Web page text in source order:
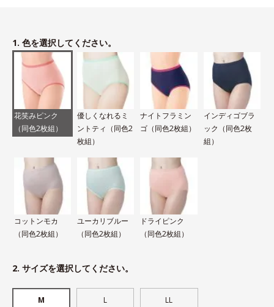
1. 色を選択してください。
花笑みピンク
（同色2枚組）
優しくなれるミ
ントティ（同色2
枚組）
ナイトフラミン
ゴ（同色2枚組）
インディゴブラ
ック（同色2枚
組）
コットンモカ
（同色2枚組）
ユーカリブルー
（同色2枚組）
ドライピンク
（同色2枚組）
2. サイズを選択してください。
M L LL